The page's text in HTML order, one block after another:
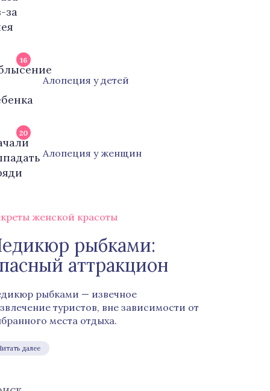
16
Алопеция у детей
20
Алопеция у женщин
женской красоты
рыбками:
аттракцион
рыбками — извечное
туристов, вне зависимости от
места отдыха.
далее